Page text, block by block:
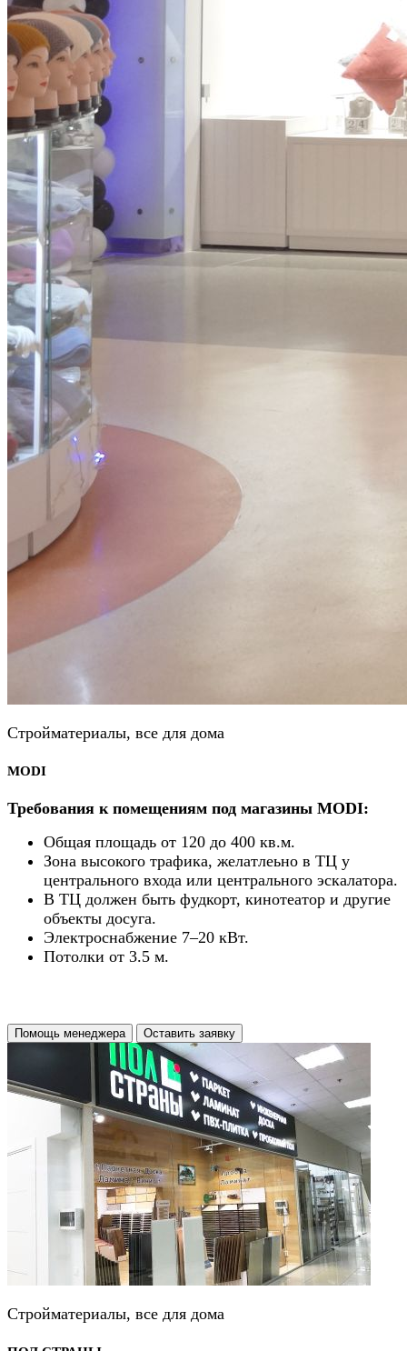
Стройматериалы, все для дома
MODI
Требования к помещениям под магазины MODI:
Общая площадь от 120 до 400 кв.м.
Зона высокого трафика, желатлеьно в ТЦ у
центрального входа или центрального эскалатора.
В ТЦ должен быть фудкорт, кинотеатор и другие
объекты досуга.
Электроснабжение 7–20 кВт.
Потолки от 3.5 м.
Помощь менеджера Оставить заявку
Стройматериалы, все для дома